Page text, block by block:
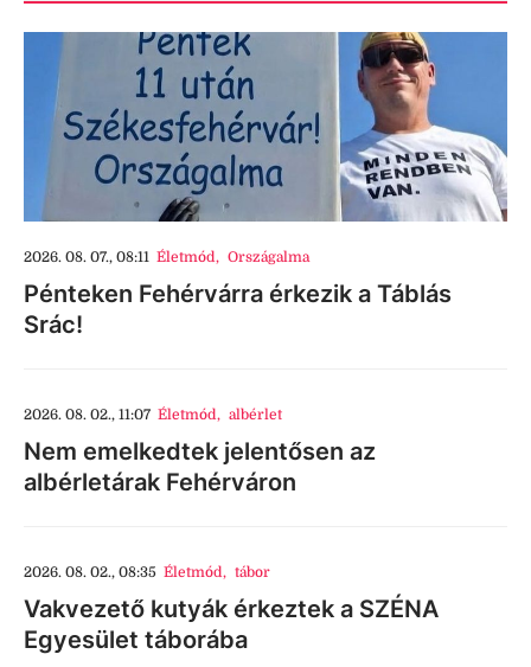
2026. 08. 07., 08:11 Életmód, Országalma
Pénteken Fehérvárra érkezik a Táblás
Srác!
2026. 08. 02., 11:07 Életmód, albérlet
Nem emelkedtek jelentősen az
albérletárak Fehérváron
2026. 08. 02., 08:35 Életmód, tábor
Vakvezető kutyák érkeztek a SZÉNA
Egyesület táborába